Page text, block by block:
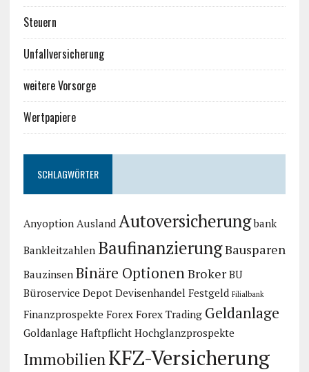
Steuern
Unfallversicherung
weitere Vorsorge
Wertpapiere
SCHLAGWÖRTER
Anyoption Ausland Autoversicherung bank
Bankleitzahlen BaufinanzierungBausparen
Bauzinsen Binäre OptionenBroker BU
Büroservice Depot Devisenhandel Festgeld Filialbank
Finanzprospekte Forex Forex Trading Geldanlage
Goldanlage Haftpflicht Hochglanzprospekte
ImmobilienKFZ-Versicherung